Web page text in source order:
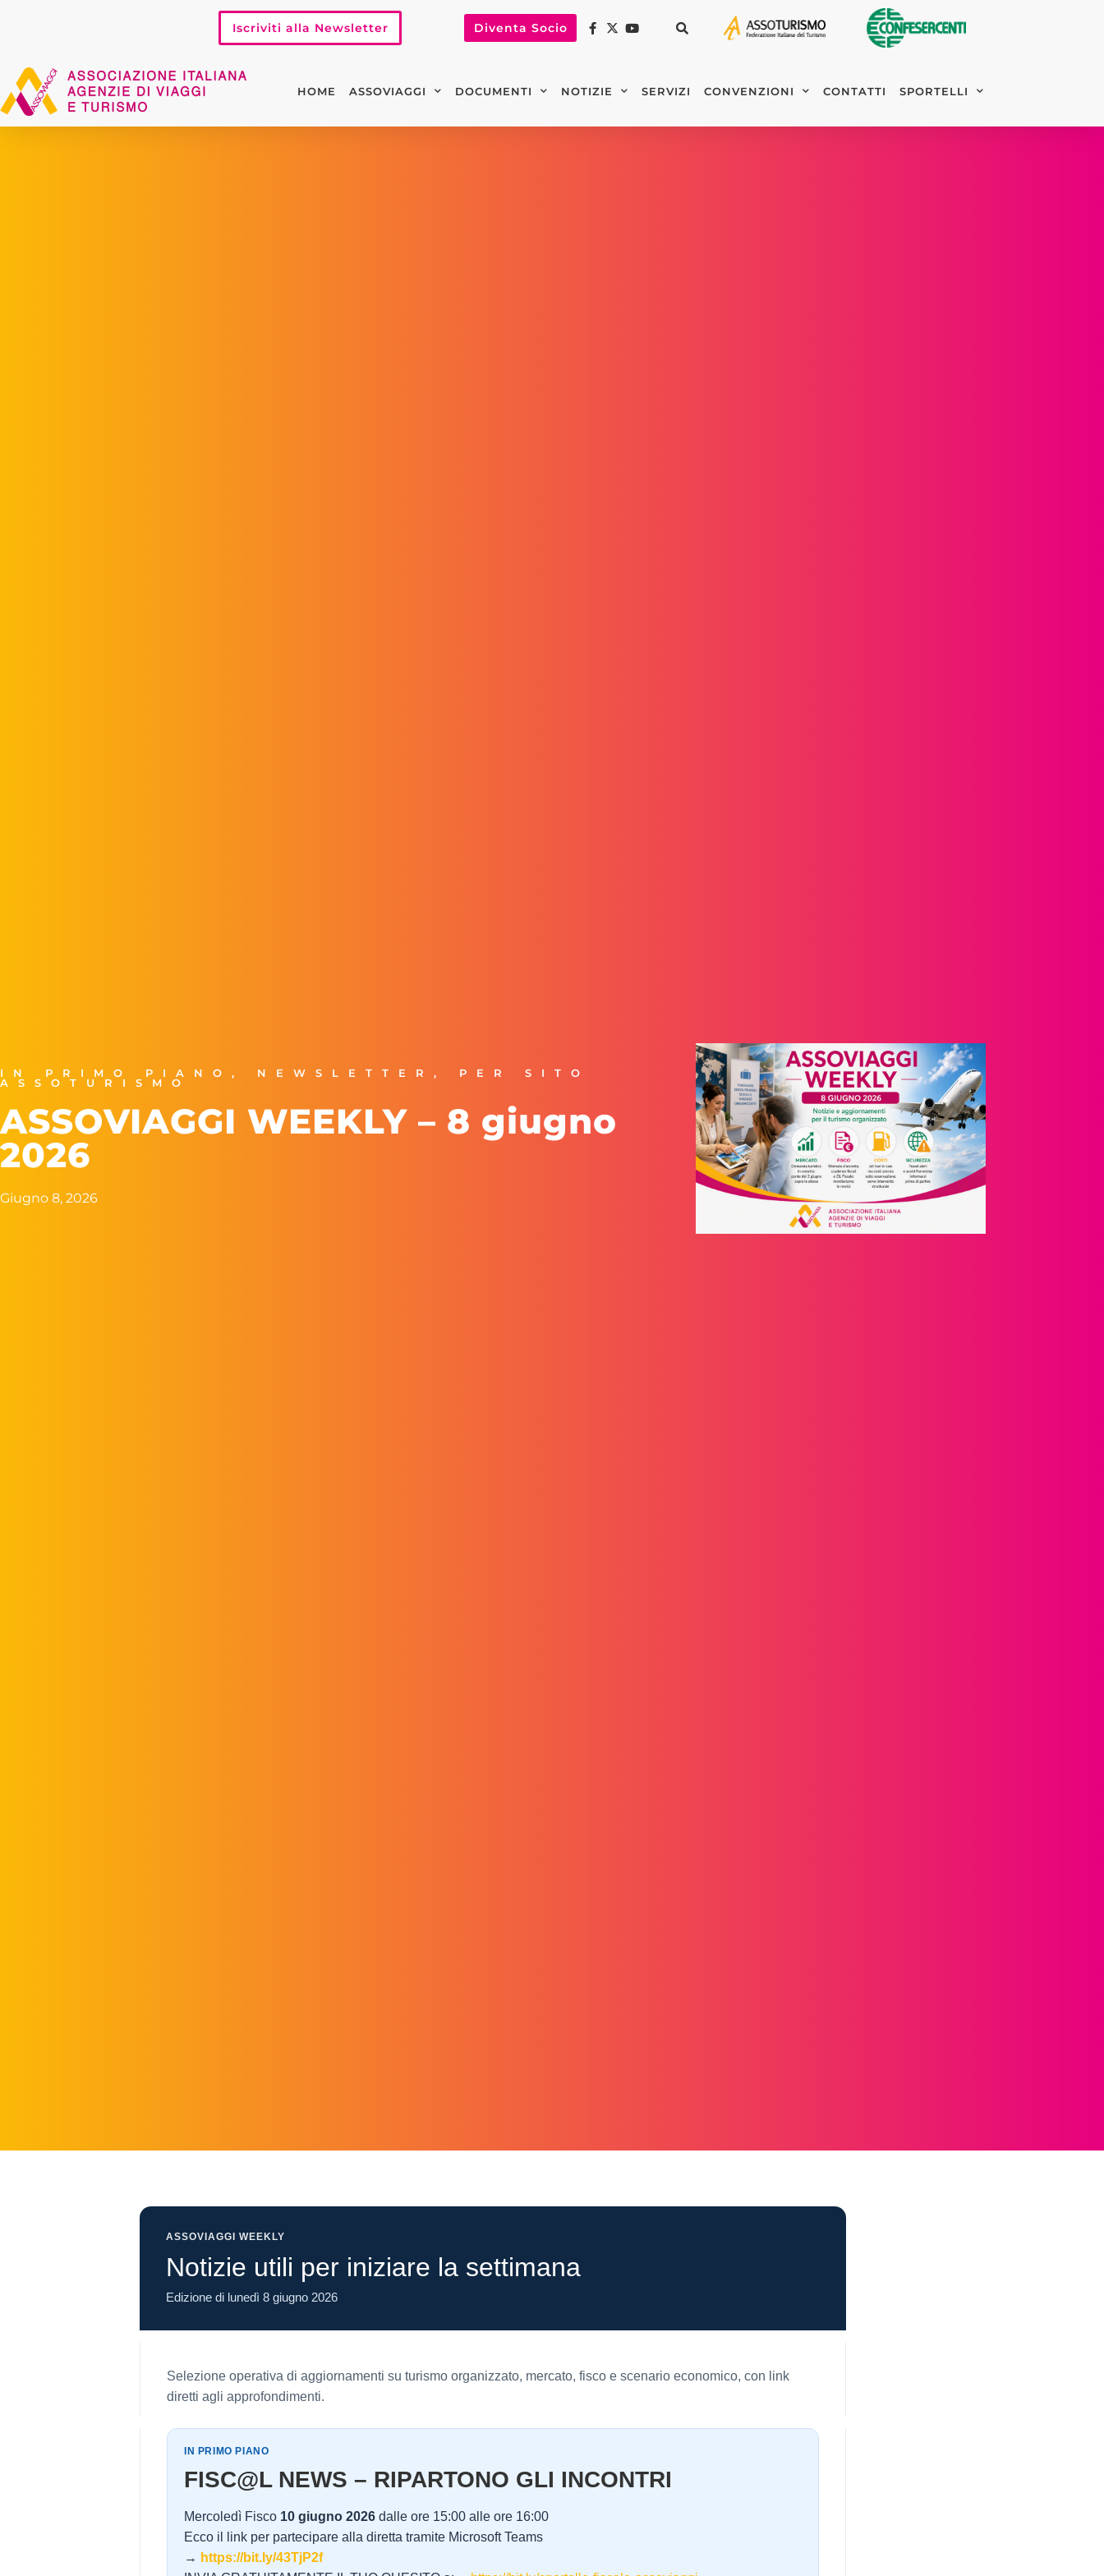
Iscriviti alla Newsletter Diventa Socio
HOME ASSOVIAGGI DOCUMENTI NOTIZIE SERVIZI CONVENZIONI CONTATTI SPORTELLI
IN PRIMO PIANO , NEWSLETTER , PER SITO
ASSOTURISMO
ASSOVIAGGI WEEKLY – 8 giugno
2026
Giugno 8, 2026
ASSOVIAGGI WEEKLY
Notizie utili per iniziare la settimana
Edizione di lunedì 8 giugno 2026
Selezione operativa di aggiornamenti su turismo organizzato, mercato, fisco e scenario economico, con link
diretti agli approfondimenti.
IN PRIMO PIANO
FISC@L NEWS – RIPARTONO GLI INCONTRI
Mercoledì Fisco 10 giugno 2026 dalle ore 15:00 alle ore 16:00
Ecco il link per partecipare alla diretta tramite Microsoft Teams
→ https://bit.ly/43TjP2f